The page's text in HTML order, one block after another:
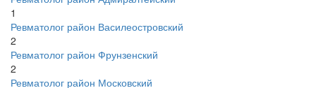
1
Ревматолог район Василеостровский
2
Ревматолог район Фрунзенский
2
Ревматолог район Московский